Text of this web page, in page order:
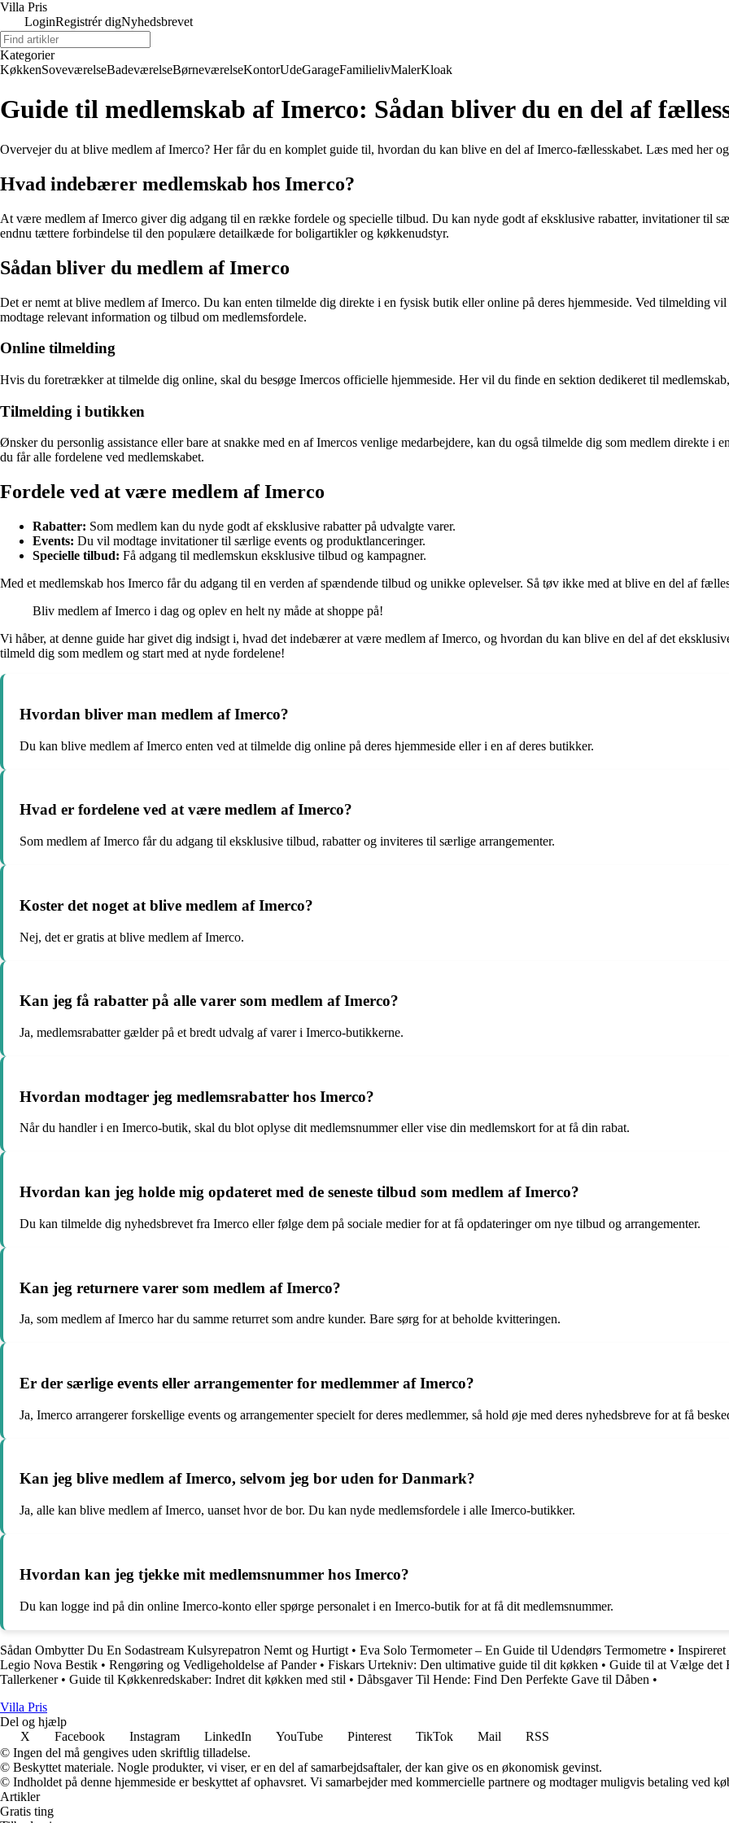
Villa Pris
LoginRegistrér digNyhedsbrevet
Kategorier
KøkkenSoveværelseBadeværelseBørneværelseKontorUdeGarageFamilielivMalerKloak
Guide til medlemskab af Imerco: Sådan bliver du en del af
Overvejer du at blive medlem af Imerco? Her får du en komplet guide til, hvordan du kan blive en del af Imerco-fællesskabet. Læs med her
Hvad indebærer medlemskab hos Imerco?
At være medlem af Imerco giver dig adgang til en række fordele og specielle tilbud. Du kan nyde godt af eksklusive rabatter, invitationer til
endnu tættere forbindelse til den populære detailkæde for boligartikler og køkkenudstyr.
Sådan bliver du medlem af Imerco
Det er nemt at blive medlem af Imerco. Du kan enten tilmelde dig direkte i en fysisk butik eller online på deres hjemmeside. Ved tilmelding
modtage relevant information og tilbud om medlemsfordele.
Online tilmelding
Hvis du foretrækker at tilmelde dig online, skal du besøge Imercos officielle hjemmeside. Her vil du finde en sektion dedikeret til
Tilmelding i butikken
Ønsker du personlig assistance eller bare at snakke med en af Imercos venlige medarbejdere, kan du også tilmelde dig som medlem direkte i
du får alle fordelene ved medlemskabet.
Fordele ved at være medlem af Imerco
Rabatter: Som medlem kan du nyde godt af eksklusive rabatter på udvalgte varer.
Events: Du vil modtage invitationer til særlige events og produktlanceringer.
Specielle tilbud: Få adgang til medlemskun eksklusive tilbud og kampagner.
Med et medlemskab hos Imerco får du adgang til en verden af spændende tilbud og unikke oplevelser. Så tøv ikke med at blive en del af
Bliv medlem af Imerco i dag og oplev en helt ny måde at shoppe på!
Vi håber, at denne guide har givet dig indsigt i, hvad det indebærer at være medlem af Imerco, og hvordan du kan blive en del af det
tilmeld dig som medlem og start med at nyde fordelene!
Hvordan bliver man medlem af Imerco?
Du kan blive medlem af Imerco enten ved at tilmelde dig online på deres hjemmeside eller i en af deres butikker.
Hvad er fordelene ved at være medlem af Imerco?
Som medlem af Imerco får du adgang til eksklusive tilbud, rabatter og inviteres til særlige arrangementer.
Koster det noget at blive medlem af Imerco?
Nej, det er gratis at blive medlem af Imerco.
Kan jeg få rabatter på alle varer som medlem af Imerco?
Ja, medlemsrabatter gælder på et bredt udvalg af varer i Imerco-butikkerne.
Hvordan modtager jeg medlemsrabatter hos Imerco?
Når du handler i en Imerco-butik, skal du blot oplyse dit medlemsnummer eller vise din medlemskort for at få din rabat.
Hvordan kan jeg holde mig opdateret med de seneste tilbud som medlem af Imerco?
Du kan tilmelde dig nyhedsbrevet fra Imerco eller følge dem på sociale medier for at få opdateringer om nye tilbud og arrangementer.
Kan jeg returnere varer som medlem af Imerco?
Ja, som medlem af Imerco har du samme returret som andre kunder. Bare sørg for at beholde kvitteringen.
Er der særlige events eller arrangementer for medlemmer af Imerco?
Ja, Imerco arrangerer forskellige events og arrangementer specielt for deres medlemmer, så hold øje med deres nyhedsbreve for at få
Kan jeg blive medlem af Imerco, selvom jeg bor uden for Danmark?
Ja, alle kan blive medlem af Imerco, uanset hvor de bor. Du kan nyde medlemsfordele i alle Imerco-butikker.
Hvordan kan jeg tjekke mit medlemsnummer hos Imerco?
Du kan logge ind på din online Imerco-konto eller spørge personalet i en Imerco-butik for at få dit medlemsnummer.
Sådan Ombytter Du En Sodastream Kulsyrepatron Nemt og Hurtigt • Eva Solo Termometer – En Guide til Udendørs Termometre •
Legio Nova Bestik • Rengøring og Vedligeholdelse af Pander• Fiskars Urtekniv: Den ultimative guide til dit køkken • Guide til at Vælge det
Tallerkener• Guide til Køkkenredskaber: Indret dit køkken med stil • Dåbsgaver Til Hende: Find Den Perfekte Gave til Dåben •
Villa Pris
Del og hjælp
X
Facebook Instagram LinkedIn YouTube Pinterest TikTok Mail
RSS
© Ingen del må gengives uden skriftlig tilladelse.
© Beskyttet materiale. Nogle produkter, vi viser, er en del af samarbejdsaftaler, der kan give os en økonomisk gevinst.
© Indholdet på denne hjemmeside er beskyttet af ophavsret. Vi samarbejder med kommercielle partnere og modtager muligvis betaling ved
Artikler
Gratis ting